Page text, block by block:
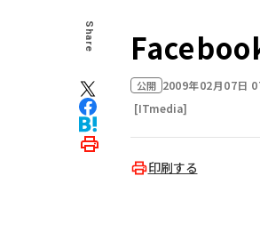
Share
公開 2009年02月07日
[ITmedia]
印刷する